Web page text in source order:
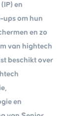
en
ups om hun
en zo
van hightech
beschikt over
en